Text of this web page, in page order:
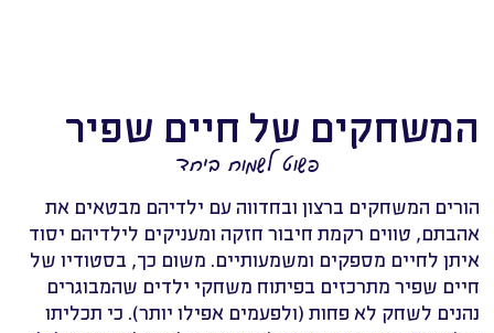
פשוט לשמוח ביחד
המשחקים של חיים שפיר
הורים המשחקים ברצון ובחדווה עם ילדיהם מבטאים את
אהבתם, טווים רקמת חיבור חזקה ומעניקים לילדיהם יסוד
איתן לחיים מספקים ומשמעותיים. משום כך, בסטודיו של
חיים שפיר מתרכזים בפיתוח משחקי ילדים שהמבוגרים
נהנים לשחק לא פחות (ולפעמים אפילו יותר). כי תכליתו